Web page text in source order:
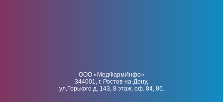
ООО «МедФармИнфо»
344001, г. Ростов-на-Дону,
ул.Горького д. 143, 8 этаж, оф. 84, 86.